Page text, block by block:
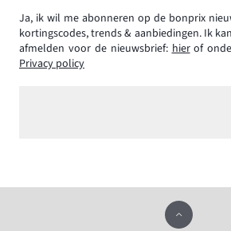
Ja, ik wil me abonneren op de bonprix
kortingscodes, trends & aanbiedingen. Ik
afmelden voor de nieuwsbrief:hierof
Privacy policy